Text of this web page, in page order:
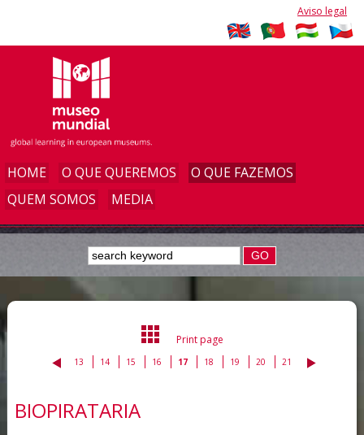
Aviso legal
HOME O QUE QUEREMOS
O QUE FAZEMOS
QUEM SOMOS
MEDIA
GO
Print page
13 14 15 16 17 18 19 20 21
BIOPIRATARIA